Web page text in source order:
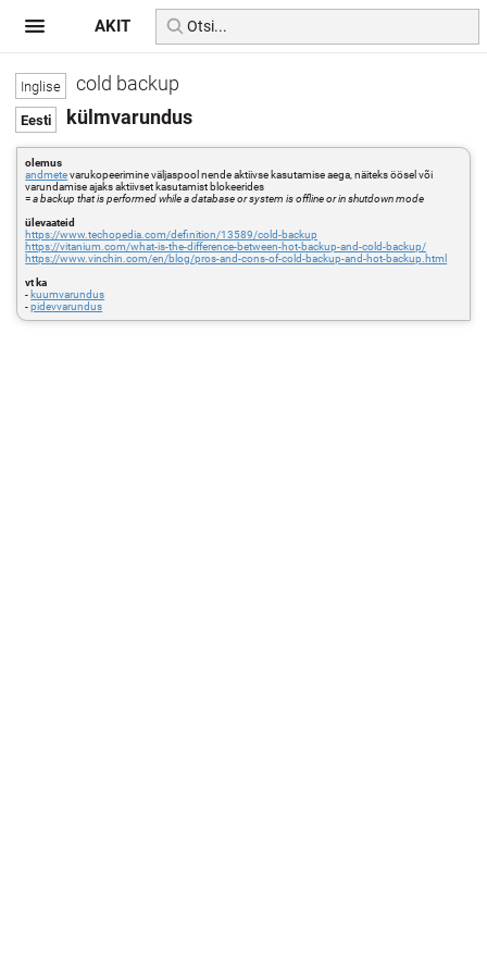
cold backup
külmvarundus
olemus
andmetevarukopeerimine väljaspool nende aktiivse kasutamise aega, näiteks öösel või
varundamise ajaks aktiivset kasutamist blokeerides
=a backup that is performed while a database or system is offline or in shutdown mode
ülevaateid
https://www.techopedia.com/definition/13589/cold-backup
https://vitanium.com/what-is-the-difference-between-hot-backup-and-cold-backup/
https://www.vinchin.com/en/blog/pros-and-cons-of-cold-backup-and-hot-backup.html
vt ka
- kuumvarundus
-pidevvarundus
AKIT